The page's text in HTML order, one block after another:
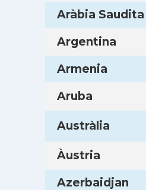
Aràbia Saudita
Argentina
Armenia
Aruba
Austràlia
Àustria
Azerbaidjan